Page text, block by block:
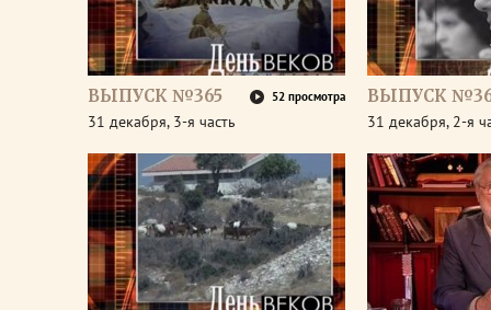
ВЫПУСК №365 52 просмотра
31 декабря, 3-я часть
ВЫПУСК
31 декабря, 2-я